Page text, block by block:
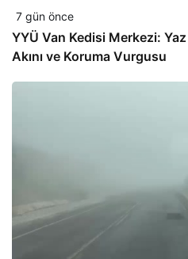
7 gün önce
YYÜ Van Kedisi Merkezi:
Akını ve Koruma Vurgusu